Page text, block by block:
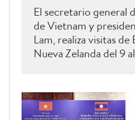
El secretario general
de Vietnam y
Lam, realiza visitas
Nueva Zelanda del 9